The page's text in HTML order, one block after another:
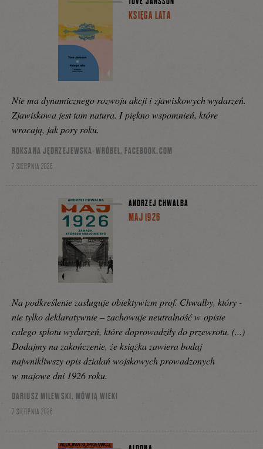
KSIĘGA LATA
Nie ma dynamicznego rozwoju akcji i zjawiskowych wydarzeń.
Zjawiskowa jest tam natura. I piękno wspomnień, które
wracają, jak pory roku.
ROKSANA JĘDRZEJEWSKA-WRÓBEL, FACEBOOK.COM
7 SIERPNIA 2026
ANDRZEJ CHWALBA
MAJ 1926
Na podkreślenie zasługuje obiektywizm prof. Chwalby, który -
nie tylko deklaratywnie – zachowuje neutralność w opisie
całego splotu wydarzeń, które doprowadziły do przewrotu. (...)
Dodajmy na zakończenie, że książka zawiera bodaj
najwnikliwszy opis działań wojskowych prowadzonych
w majowe dni 1926 roku.
DARIUSZ MILEWSKI, MÓWIĄ WIEKI
7 SIERPNIA 2026